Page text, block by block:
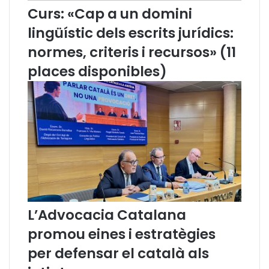
,
n
o
c
o
n
l
l
e
d
o
n
e
j
u
d
’
a
d
v
o
c
a
c
i
a
a
p
i
Curs: «Cap a un domini
lingüístic dels escrits jurídics:
normes, criteris i recursos» (11
places disponibles)
L’Advocacia Catalana
promou eines i estratègies
per defensar el català als